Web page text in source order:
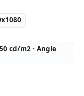
cd/m2 · Angle